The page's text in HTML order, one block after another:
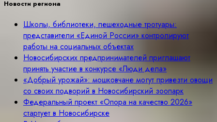
Новости региона
Школы, библиотеки, пешеходные тротуары:
представители «Единой России» контролируют
работы на социальных объектах
Новосибирских предпринимателей приглашают
принять участие в конкурсе «Люди дела»
«Добрый урожай»: мошковчане могут привезти овощи
со своих подворий в Новосибирский зоопарк
Федеральный проект «Опора на качество 2026»
стартует в Новосибирске